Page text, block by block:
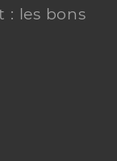
: les bons